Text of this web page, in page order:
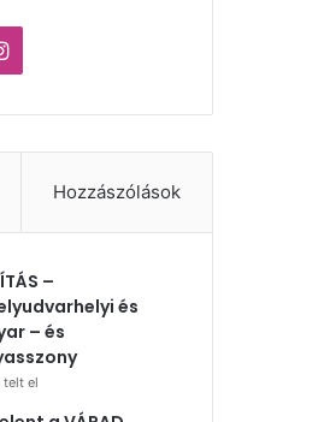
Instagram
Hozzászólások
–
és
– és
telt el